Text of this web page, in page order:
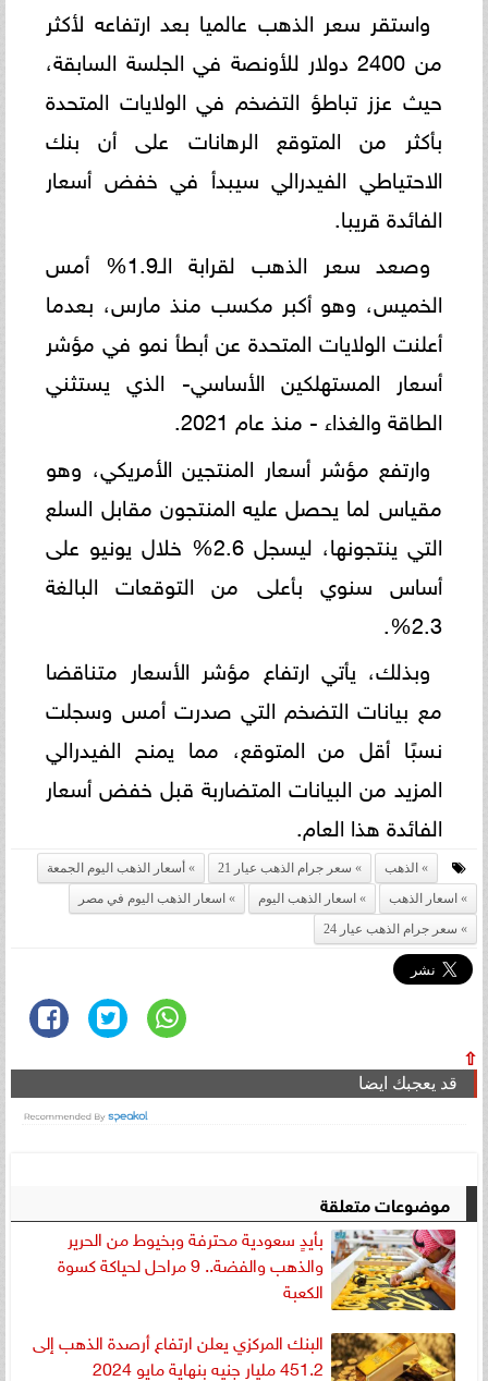
واستقر سعر الذهب عالميا بعد ارتفاعه لأكثر
من 2400 دولار للأونصة في الجلسة السابقة،
حيث عزز تباطؤ التضخم في الولايات المتحدة
بأكثر من المتوقع الرهانات على أن بنك
الاحتياطي الفيدرالي سيبدأ في خفض أسعار
الفائدة قريبا.
وصعد سعر الذهب لقرابة الـ1.9% أمس
الخميس، وهو أكبر مكسب منذ مارس، بعدما
أعلنت الولايات المتحدة عن أبطأ نمو في مؤشر
أسعار المستهلكين الأساسي- الذي يستثني
الطاقة والغذاء - منذ عام 2021.
وارتفع مؤشر أسعار المنتجين الأمريكي، وهو
مقياس لما يحصل عليه المنتجون مقابل السلع
التي ينتجونها، ليسجل 2.6% خلال يونيو على
أساس سنوي بأعلى من التوقعات البالغة
2.3%.
وبذلك، يأتي ارتفاع مؤشر الأسعار متناقضا
مع بيانات التضخم التي صدرت أمس وسجلت
نسبًا أقل من المتوقع، مما يمنح الفيدرالي
المزيد من البيانات المتضاربة قبل خفض أسعار
الفائدة هذا العام.
الذهب سعر جرام الذهب عيار 21
أسعار الذهب اليوم الجمعة
اسعار الذهب
اسعار الذهب اليوم
اسعار الذهب اليوم في مصر
سعر جرام الذهب عيار 24
⇧
قد يعجبك ايضا
موضوعات متعلقة
بأيدٍ سعودية محترفة وبخيوط من الحرير
والذهب والفضة.. 9 مراحل لحياكة كسوة
الكعبة
البنك المركزي يعلن ارتفاع أرصدة الذهب إلى
451.2 مليار جنيه بنهاية مايو 2024